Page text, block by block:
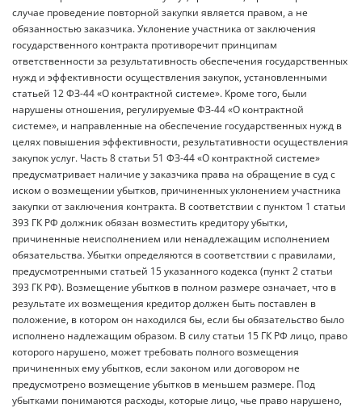
случае проведение повторной закупки является правом, а не
обязанностью заказчика. Уклонение участника от заключения
государственного контракта противоречит принципам
ответственности за результативность обеспечения государственных
нужд и эффективности осуществления закупок, установленными
статьей 12 ФЗ-44 «О контрактной системе». Кроме того, были
нарушены отношения, регулируемые ФЗ-44 «О контрактной
системе», и направленные на обеспечение государственных нужд в
целях повышения эффективности, результативности осуществления
закупок услуг. Часть 8 статьи 51 ФЗ-44 «О контрактной системе»
предусматривает наличие у заказчика права на обращение в суд с
иском о возмещении убытков, причиненных уклонением участника
закупки от заключения контракта. В соответствии с пунктом 1 статьи
393 ГК РФ должник обязан возместить кредитору убытки,
причиненные неисполнением или ненадлежащим исполнением
обязательства. Убытки определяются в соответствии с правилами,
предусмотренными статьей 15 указанного кодекса (пункт 2 статьи
393 ГК РФ). Возмещение убытков в полном размере означает, что в
результате их возмещения кредитор должен быть поставлен в
положение, в котором он находился бы, если бы обязательство было
исполнено надлежащим образом. В силу статьи 15 ГК РФ лицо, право
которого нарушено, может требовать полного возмещения
причиненных ему убытков, если законом или договором не
предусмотрено возмещение убытков в меньшем размере. Под
убытками понимаются расходы, которые лицо, чье право нарушено,